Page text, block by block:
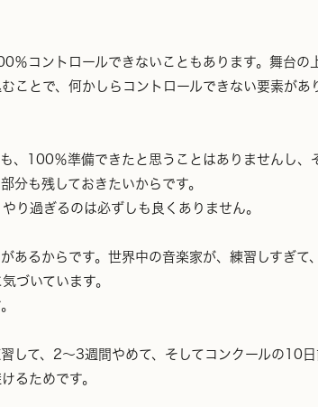
コントロールできないこともあります。舞台の
ことで、何かしらコントロールできない要素が
、100％準備できたと思うことはありませんし
分も残しておきたいからです。
り過ぎるのは必ずしも良くありません。
あるからです。世界中の音楽家が、練習しすぎ
づいています。
して、2〜3週間やめて、そしてコンクールの10
るためです。